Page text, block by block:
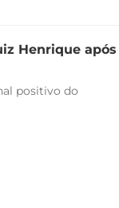
Henrique após
positivo do